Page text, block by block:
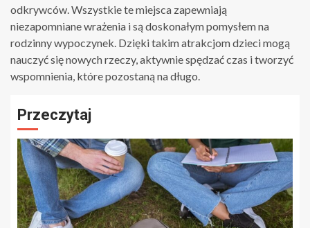
odkrywców. Wszystkie te miejsca zapewniają
niezapomniane wrażenia i są doskonałym pomysłem na
rodzinny wypoczynek. Dzięki takim atrakcjom dzieci mogą
nauczyć się nowych rzeczy, aktywnie spędzać czas i tworzyć
wspomnienia, które pozostaną na długo.
Przeczytaj